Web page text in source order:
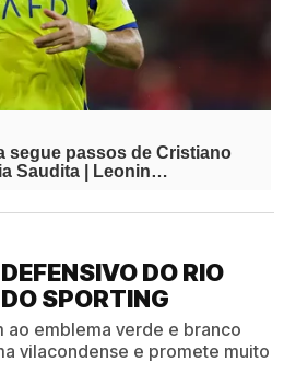
DO RIO
SPORTING
ao emblema verde e branco
vilacondense e promete muito